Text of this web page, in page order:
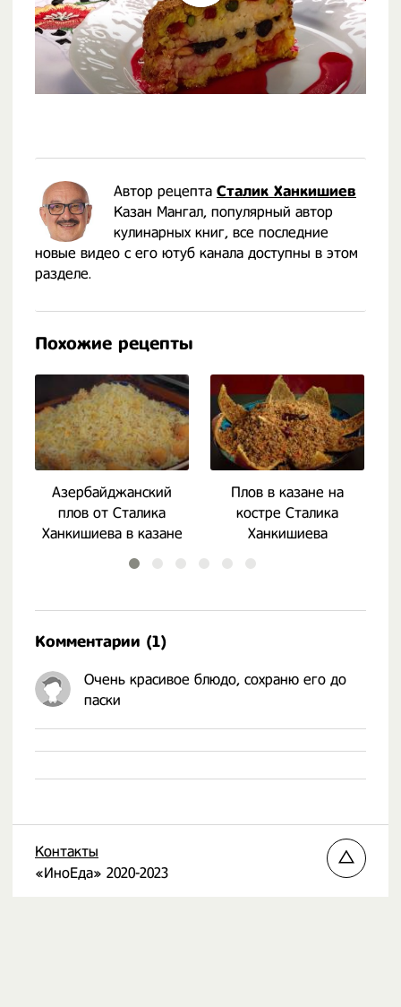
Автор рецепта Сталик Ханкишиев
Казан Мангал, популярный автор
кулинарных книг, все последние
новые видео с его ютуб канала доступны в этом
разделе.
Похожие рецепты
Азербайджанский
плов от Сталика
Ханкишиева в казане
Плов в казане на
костре Сталика
Ханкишиева
Комментарии (1)
Очень красивое блюдо, сохраню его до
паски
Контакты
«ИноЕда» 2020-2023